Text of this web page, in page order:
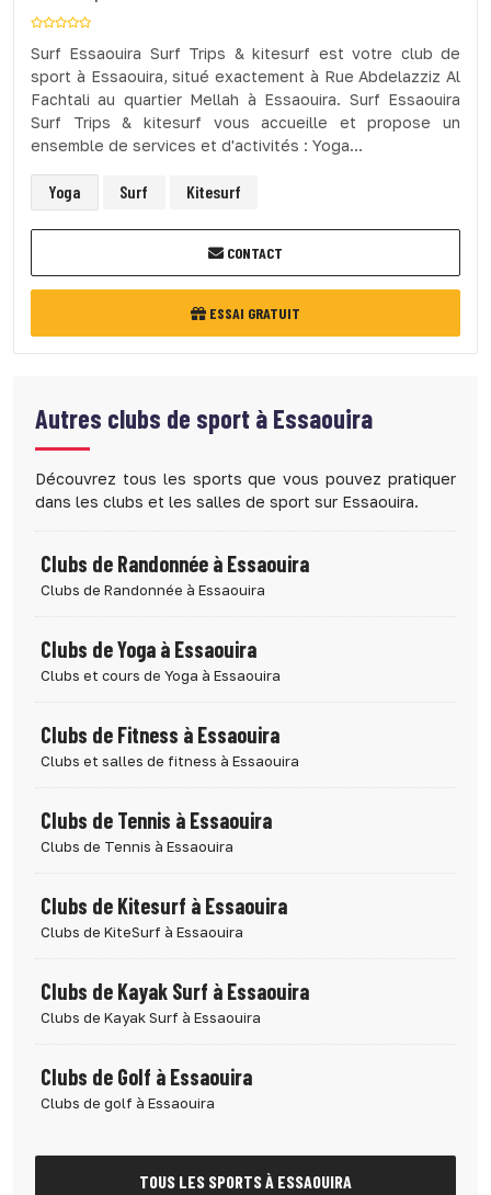
Surf Essaouira Surf Trips & kitesurf est votre club de
sport à Essaouira, situé exactement à Rue Abdelazziz Al
Fachtali au quartier Mellah à Essaouira. Surf Essaouira
Surf Trips & kitesurf vous accueille et propose un
ensemble de services et d'activités : Yoga...
Yoga Surf Kitesurf
CONTACT
ESSAI GRATUIT
Autres clubs de sport à Essaouira
Découvrez tous les sports que vous pouvez pratiquer
dans les clubs et les salles de sport sur Essaouira.
Clubs de Randonnée à Essaouira
Clubs de Randonnée à Essaouira
Clubs de Yoga à Essaouira
Clubs et cours de Yoga à Essaouira
Clubs de Fitness à Essaouira
Clubs et salles de fitness à Essaouira
Clubs de Tennis à Essaouira
Clubs de Tennis à Essaouira
Clubs de Kitesurf à Essaouira
Clubs de KiteSurf à Essaouira
Clubs de Kayak Surf à Essaouira
Clubs de Kayak Surf à Essaouira
Clubs de Golf à Essaouira
Clubs de golf à Essaouira
TOUS LES SPORTS À ESSAOUIRA